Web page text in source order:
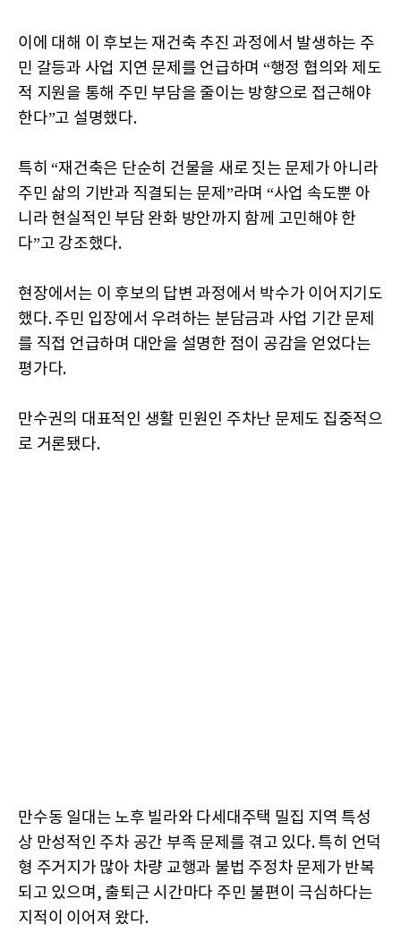
이에 대해 이 후보는 재건축 추진 과정에서 발생하는 주
민 갈등과 사업 지연 문제를 언급하며 “행정 협의와 제도
적 지원을 통해 주민 부담을 줄이는 방향으로 접근해야
한다”고 설명했다.
특히 “재건축은 단순히 건물을 새로 짓는 문제가 아니라
주민 삶의 기반과 직결되는 문제”라며 “사업 속도뿐 아
니라 현실적인 부담 완화 방안까지 함께 고민해야 한
다”고 강조했다.
현장에서는 이 후보의 답변 과정에서 박수가 이어지기도
했다. 주민 입장에서 우려하는 분담금과 사업 기간 문제
를 직접 언급하며 대안을 설명한 점이 공감을 얻었다는
평가다.
만수권의 대표적인 생활 민원인 주차난 문제도 집중적으
로 거론됐다.
만수동 일대는 노후 빌라와 다세대주택 밀집 지역 특성
상 만성적인 주차 공간 부족 문제를 겪고 있다. 특히 언덕
형 주거지가 많아 차량 교행과 불법 주정차 문제가 반복
되고 있으며, 출퇴근 시간마다 주민 불편이 극심하다는
지적이 이어져 왔다.